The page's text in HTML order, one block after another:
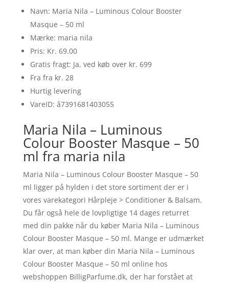
Navn: Maria Nila – Luminous Colour Booster
Masque – 50 ml
Mærke: maria nila
Pris: Kr. 69.00
Gratis fragt: Ja, ved køb over kr. 699
Fra fra kr. 28
Hurtig levering
VareID: â7391681403055
Maria Nila – Luminous
Colour Booster Masque – 50
ml fra maria nila
Maria Nila – Luminous Colour Booster Masque – 50
ml ligger på hylden i det store sortiment der er i
vores varekategori Hårpleje > Conditioner & Balsam.
Du får også hele de lovpligtige 14 dages returret
med din pakke når du køber Maria Nila – Luminous
Colour Booster Masque – 50 ml. Mange er udmærket
klar over, at man køber din Maria Nila – Luminous
Colour Booster Masque – 50 ml online hos
webshoppen BilligParfume.dk, der har forstået at